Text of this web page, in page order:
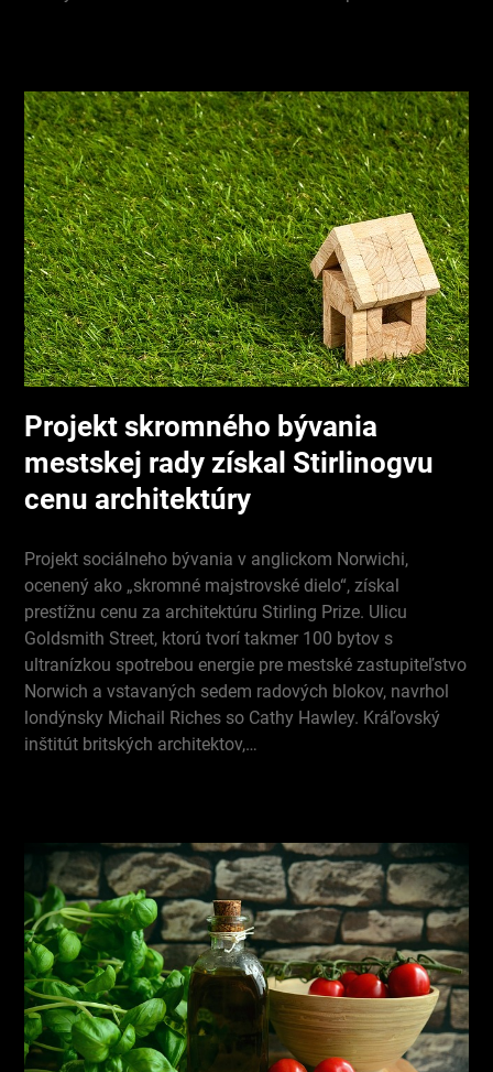
Projekt skromného bývania
mestskej rady získal Stirlinogvu
cenu architektúry
Projekt sociálneho bývania v anglickom Norwichi,
ocenený ako „skromné majstrovské dielo“, získal
prestížnu cenu za architektúru Stirling Prize. Ulicu
Goldsmith Street, ktorú tvorí takmer 100 bytov s
ultranízkou spotrebou energie pre mestské zastupiteľstvo
Norwich a vstavaných sedem radových blokov, navrhol
londýnsky Michail Riches so Cathy Hawley. Kráľovský
inštitút britských architektov,…